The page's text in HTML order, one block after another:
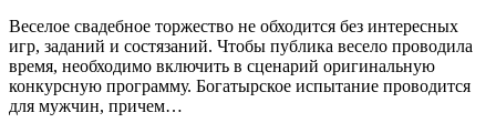
Веселое свадебное торжество не обходится без интересных
игр, заданий и состязаний. Чтобы публика весело проводила
время, необходимо включить в сценарий оригинальную
конкурсную программу. Богатырское испытание проводится
для мужчин, причем…